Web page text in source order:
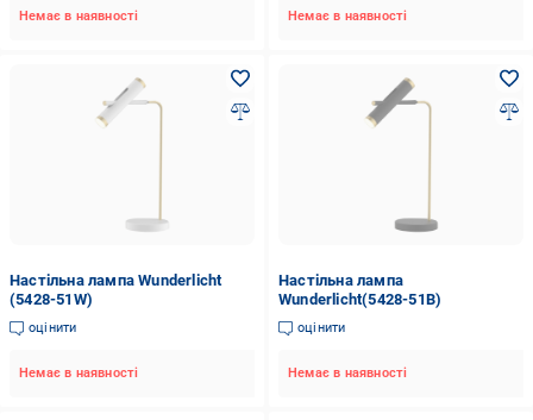
Немає в наявності Немає в наявності
Настільна лампа Wunderlicht
(5428-51W)
оцінити
Немає в наявності
Настільна лампа
Wunderlicht(5428-51B)
оцінити
Немає в наявності